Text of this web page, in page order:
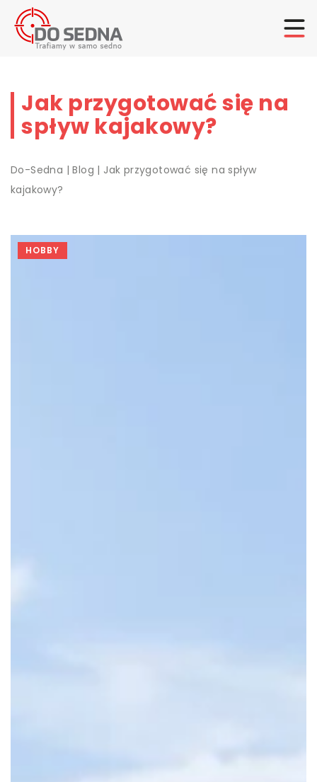
Jak przygotować się na
spływ kajakowy?
Do-Sedna |Blog | Jak przygotować się na spływ
kajakowy?
HOBBY